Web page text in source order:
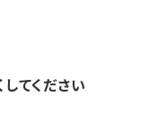
てください